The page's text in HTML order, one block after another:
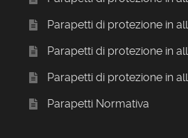
Parapetti di protezione in
Parapetti di protezione in
Parapetti di protezione in
Parapetti Normativa